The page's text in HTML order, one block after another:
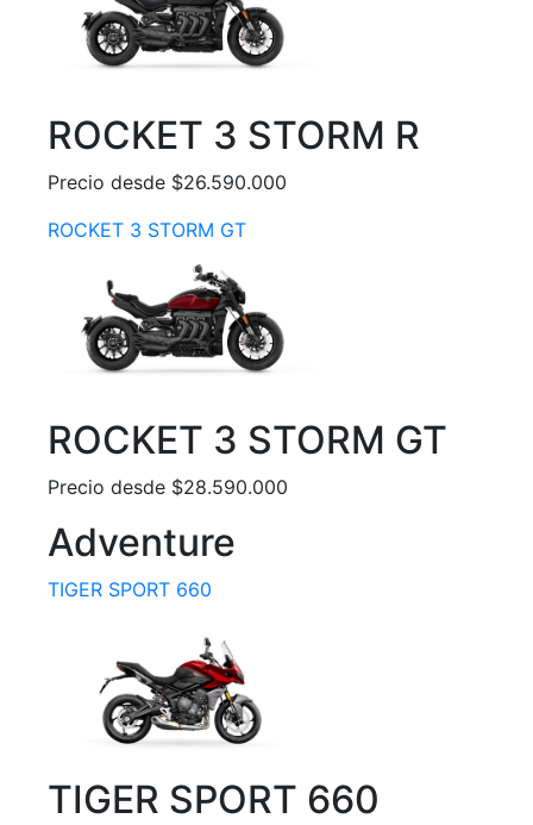
ROCKET 3 STORM R
Precio desde $26.590.000
ROCKET 3 STORM GT
ROCKET 3 STORM GT
Precio desde $28.590.000
Adventure
TIGER SPORT 660
TIGER SPORT 660